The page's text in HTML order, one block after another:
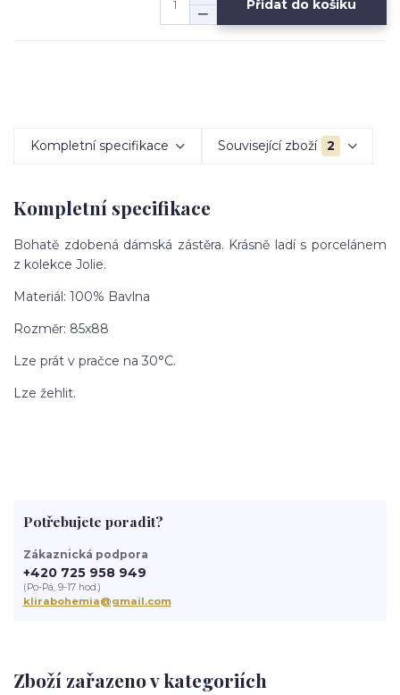
Přidat do košíku
Kompletní specifikace Související zboží 2
Kompletní specifikace
Bohatě zdobená dámská zástěra. Krásně ladí s porcelánem
z kolekce Jolie.
Materiál: 100% Bavlna
Rozměr: 85x88
Lze prát v pračce na 30°C.
Lze žehlit.
Zboží zařazeno v kategoriích
Potřebujete poradit?
Zákaznická podpora
+420 725 958 949
(Po-Pá, 9-17 hod.)
klirabohemia@gmail.com